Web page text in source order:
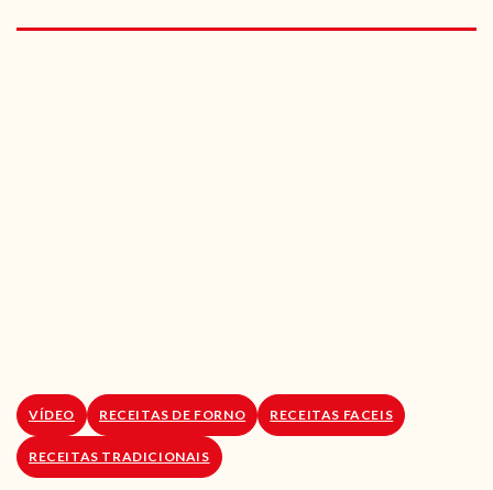
VÍDEO RECEITAS DE FORNO RECEITAS FACEIS
RECEITAS TRADICIONAIS